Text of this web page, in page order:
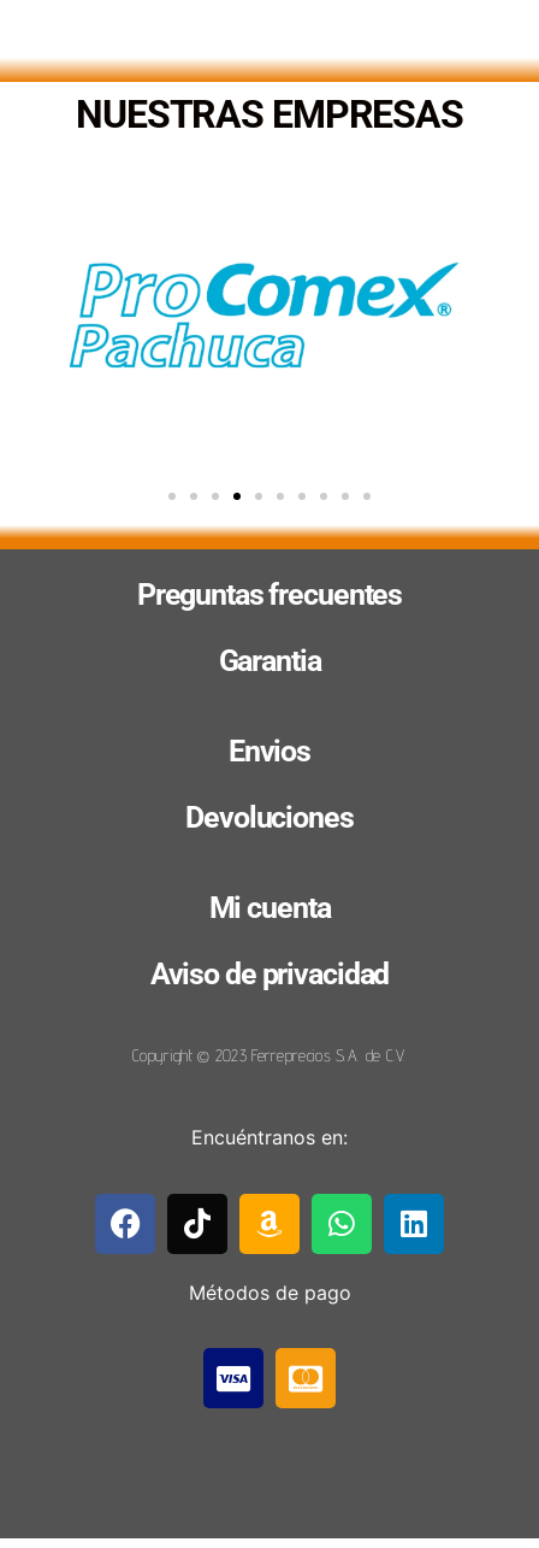
NUESTRAS EMPRESAS
Preguntas frecuentes
Garantia
Envios
Devoluciones
Mi cuenta
Aviso de privacidad
Copyright © 2023 Ferreprecios S.A. de C.V.
Encuéntranos en:
Métodos de pago